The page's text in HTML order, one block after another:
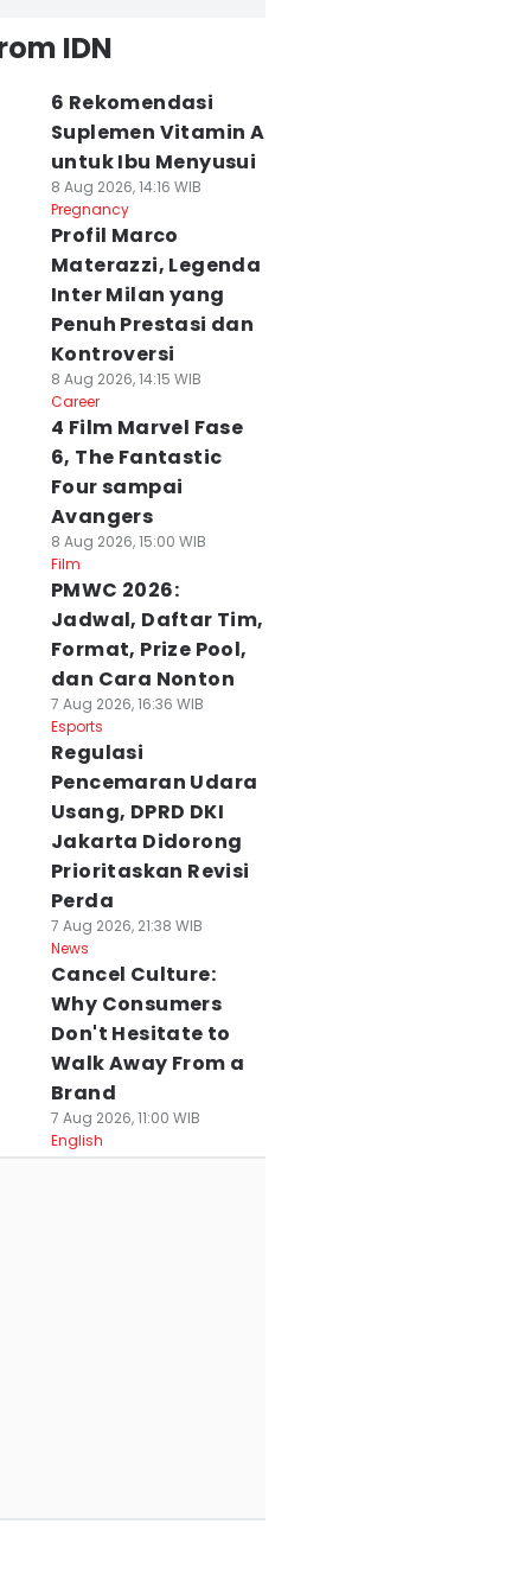
IDN
6 Rekomendasi
Suplemen Vitamin A
untuk Ibu Menyusui
8 Aug 2026, 14:16 WIB
Pregnancy
Profil Marco
Materazzi, Legenda
Inter Milan yang
Penuh Prestasi dan
Kontroversi
8 Aug 2026, 14:15 WIB
Career
4 Film Marvel Fase
6, The Fantastic
Four sampai
Avangers
8 Aug 2026, 15:00 WIB
Film
PMWC 2026:
Jadwal, Daftar Tim,
Format, Prize Pool,
dan Cara Nonton
7 Aug 2026, 16:36 WIB
Esports
Regulasi
Pencemaran Udara
Usang, DPRD DKI
Jakarta Didorong
Prioritaskan Revisi
Perda
7 Aug 2026, 21:38 WIB
News
Cancel Culture:
Why Consumers
Don't Hesitate to
Walk Away From a
Brand
7 Aug 2026, 11:00 WIB
English